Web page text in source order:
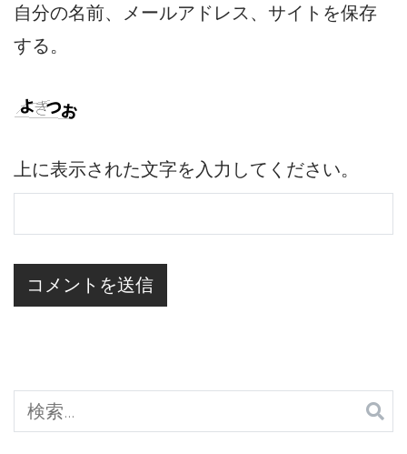
自分の名前、メールアドレス、サイトを保存
する。
上に表示された文字を入力してください。
検
索: